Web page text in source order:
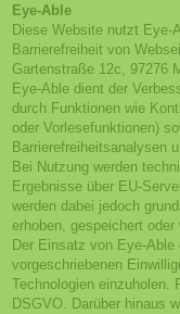
Eye-Able
Diese Website nutzt Eye-
Barrierefreiheit von
Gartenstraße 12c, 97276
Eye-Able dient der
durch Funktionen wie
oder Vorlesefunktionen)
Barrierefreiheitsanalysen
Bei Nutzung werden
Ergebnisse über EU-
werden dabei jedoch
erhoben, gespeichert
Der Einsatz von Eye-
vorgeschriebenen
Technologien einzuholen.
DSGVO. Darüber hinaus